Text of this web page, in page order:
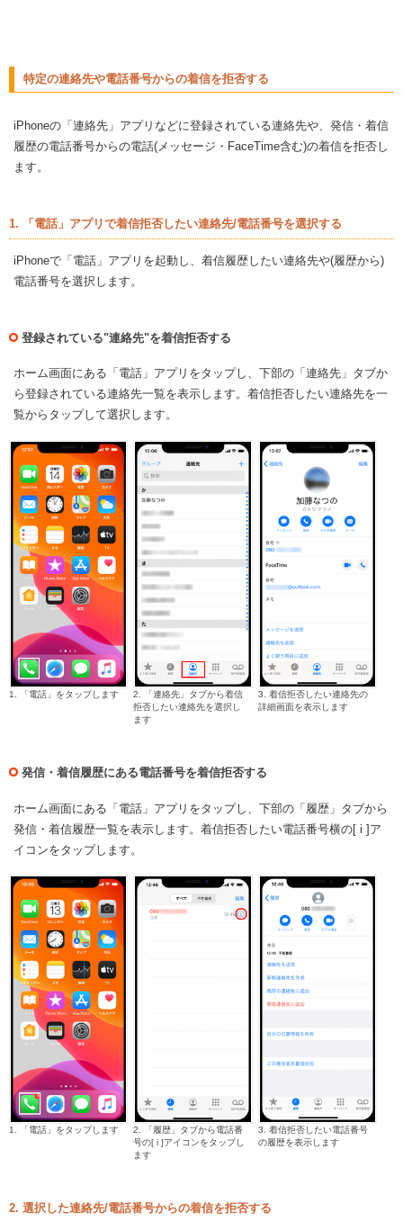
特定の連絡先や電話番号からの着信を拒否する
iPhoneの「連絡先」アプリなどに登録されている連絡先や、発信・着信
履歴の電話番号からの電話(メッセージ・FaceTime含む)の着信を拒否し
ます。
1. 「電話」アプリで着信拒否したい連絡先/電話番号を選択する
iPhoneで「電話」アプリを起動し、着信履歴したい連絡先や(履歴から)
電話番号を選択します。
登録されている"連絡先"を着信拒否する
ホーム画面にある「電話」アプリをタップし、下部の「連絡先」タブか
ら登録されている連絡先一覧を表示します。着信拒否したい連絡先を一
覧からタップして選択します。
1. 「電話」をタップします
2. 「連絡先」タブから着信
拒否したい連絡先を選択し
ます
3. 着信拒否したい連絡先の
詳細画面を表示します
発信・着信履歴にある電話番号を着信拒否する
ホーム画面にある「電話」アプリをタップし、下部の「履歴」タブから
発信・着信履歴一覧を表示します。着信拒否したい電話番号横の[ i ]ア
イコンをタップします。
1. 「電話」をタップします
2. 「履歴」タブから電話番
号の[ i ]アイコンをタップし
ます
3. 着信拒否したい電話番号
の履歴を表示します
2. 選択した連絡先/電話番号からの着信を拒否する